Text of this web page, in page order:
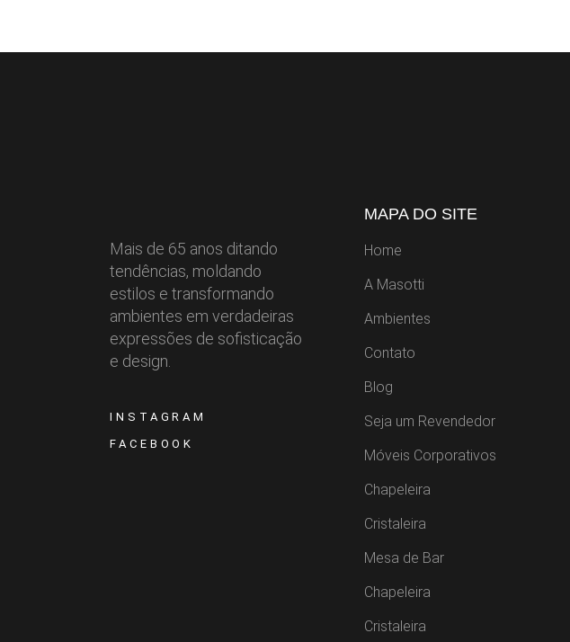
Mais de 65 anos ditando
tendências, moldando
estilos e transformando
ambientes em verdadeiras
expressões de sofisticação
e design.
INSTAGRAM
FACEBOOK
MAPA DO SITE
Home
A Masotti
Ambientes
Contato
Blog
Seja um Revendedor
Móveis Corporativos
Chapeleira
Cristaleira
Mesa de Bar
Chapeleira
Cristaleira